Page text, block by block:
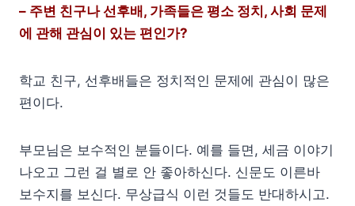
– 주변 친구나 선후배, 가족들은 평소 정치, 사회 문제
에 관해 관심이 있는 편인가?
학교 친구, 선후배들은 정치적인 문제에 관심이 많은
편이다.
부모님은 보수적인 분들이다. 예를 들면, 세금 이야기
나오고 그런 걸 별로 안 좋아하신다. 신문도 이른바
보수지를 보신다. 무상급식 이런 것들도 반대하시고.